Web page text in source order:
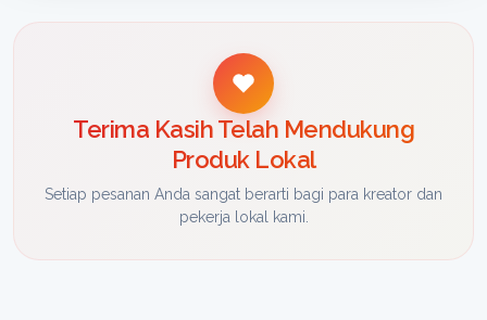
Terima Kasih Telah Mendukung
Produk Lokal
Setiap pesanan Anda sangat berarti bagi para kreator dan
pekerja lokal kami.